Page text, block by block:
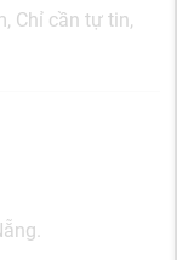
Chỉ cần tự tin,